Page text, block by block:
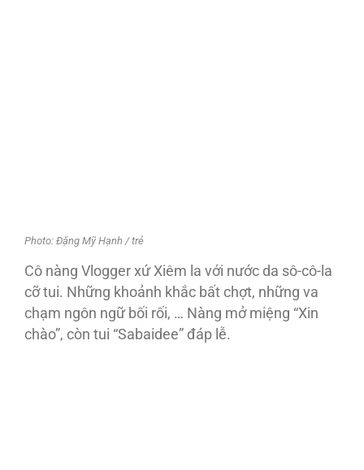
Photo: Đặng Mỹ Hạnh / trẻ
Cô nàng Vlogger xứ Xiêm la với nước da sô-cô-la
cỡ tui. Những khoảnh khắc bất chợt, những va
chạm ngôn ngữ bối rối, … Nàng mở miệng “Xin
chào”, còn tui “Sabaidee” đáp lễ.